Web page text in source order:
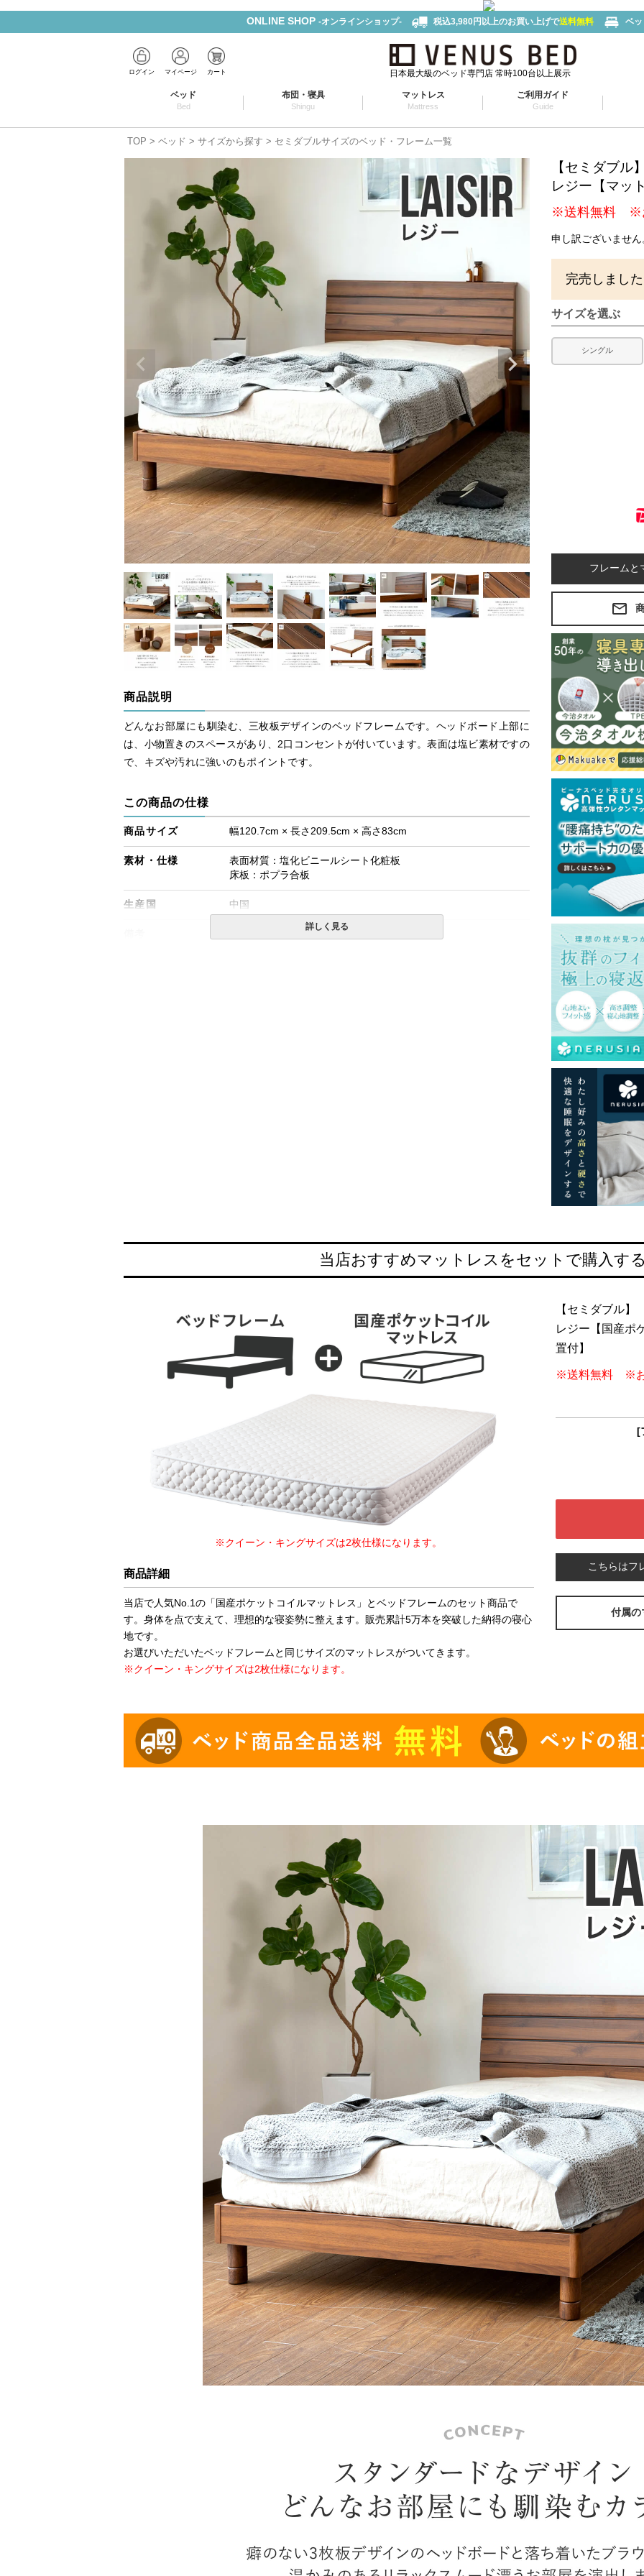
ONLINE SHOP -オンラインショップ- 税込3,980円以上のお買い上げで送料無料 ベ
ログイン マイページ カート 日本最大級のベッド専門店 常時100台以上展示
ベッド
Bed
布団・寝具
Shingu
マットレス
Mattress
ご利用ガイド
Guide
TOP ベッド サイズから探す セミダブルサイズのベッド・フレーム一覧
商品説明
どんなお部屋にも馴染む、三枚板デザインのベッドフレームです。ヘッドボード上部に
は、小物置きのスペースがあり、2口コンセントが付いています。表面は塩ビ素材ですの
で、キズや汚れに強いのもポイントです。
この商品の仕様
商品サイズ 幅120.7cm × 長さ209.5cm × 高さ83cm
素材・仕様
表面材質：塩化ビニールシート化粧板
床板：ポプラ合板
生産国 中国
・配送日指定OK！
詳しく見る
【セミダブル
レジー【マッ
※送料無料 ※
申し訳ございませ
完売しました
サイズを選ぶ
シングル
フレームと
当店おすすめマットレスをセットで購入す
※クイーン・キングサイズは2枚仕様になります。
商品詳細
当店で人気No.1の「国産ポケットコイルマットレス」とベッドフレームのセット商品で
す。身体を点で支えて、理想的な寝姿勢に整えます。販売累計5万本を突破した納得の寝心
地です。
お選びいただいたベッドフレームと同じサイズのマットレスがついてきます。
※クイーン・キングサイズは2枚仕様になります。
【セミダブル】
レジー【国産ポ
置付】
※送料無料 ※お
[
こちらはフ
付属の